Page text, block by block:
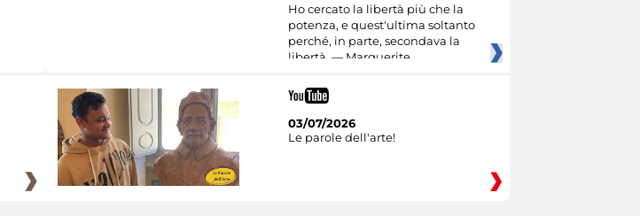
Ho cercato la libertà più che la
potenza, e quest'ultima soltanto
perché, in parte, secondava la
libertà. — Marguerite
03/07/2026
Le parole dell'arte!